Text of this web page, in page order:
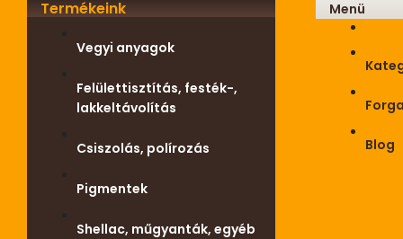
Termékeink
Vegyi anyagok
Felülettisztítás, festék-,
lakkeltávolítás
Csiszolás, polírozás
Pigmentek
Shellac, műgyanták, egyéb
Menü
Blog